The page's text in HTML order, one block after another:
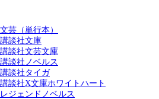
文芸（単行本）
講談社文庫
講談社文芸文庫
講談社ノベルス
講談社タイガ
講談社X文庫ホワイトハート
レジェンドノベルス